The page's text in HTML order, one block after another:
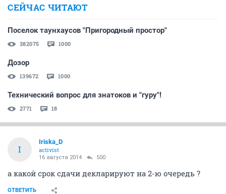
СЕЙЧАС ЧИТАЮТ
Поселок таунхаусов "Пригородный простор"
382075 1000
Дозор
139672 1000
Технический вопрос для знатоков и "гуру"!
2771 18
I
Iriska_D
activist
16 августа 2014 500
а какой срок сдачи декларируют на 2-ю очередь ?
ОТВЕТИТЬ